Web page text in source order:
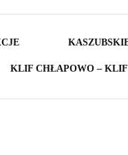
KLIF CHŁAPOWO –